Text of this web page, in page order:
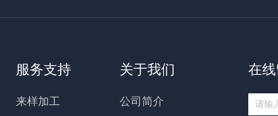
服务支持
来样加工
关于我们
公司简介
在